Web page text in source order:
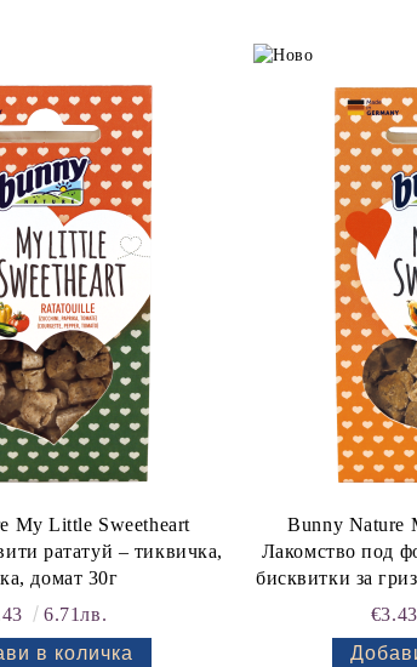
My Little Sweetheart
рататуй – тиквичка,
чушка, домат 30г
6.71лв.
Bunny Nature
Лакомство под
бисквитки за
€3.43